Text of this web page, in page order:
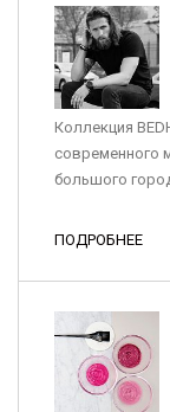
Коллекция
современного
большого
ПОДРОБНЕЕ